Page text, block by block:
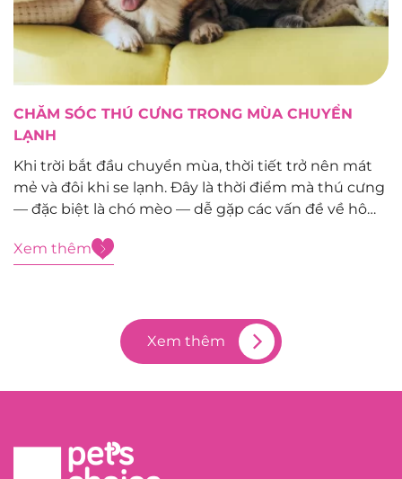
CHĂM SÓC THÚ CƯNG TRONG MÙA CHUYỂN
LẠNH
Khi trời bắt đầu chuyển mùa, thời tiết trở nên mát
mẻ và đôi khi se lạnh. Đây là thời điểm mà thú cưng
— đặc biệt là chó mèo — dễ gặp các vấn đề về hô
Xem thêm
Xem thêm